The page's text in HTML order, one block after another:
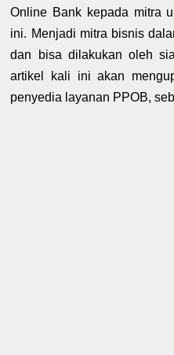
Online Bank kepada mitra
ini. Menjadi mitra bisnis
dan bisa dilakukan oleh
artikel kali ini akan
penyedia layanan PPOB,